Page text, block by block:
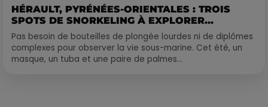
HÉRAULT, PYRÉNÉES-ORIENTALES : TROIS
SPOTS DE SNORKELING À EXPLORER...
Pas besoin de bouteilles de plongée lourdes ni de diplômes
complexes pour observer la vie sous-marine. Cet été, un
masque, un tuba et une paire de palmes...